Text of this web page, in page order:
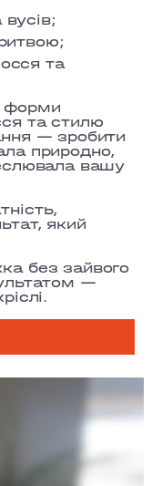
та
форми
та стилю
— зробити
природно,
вашу
який
без зайвого
—